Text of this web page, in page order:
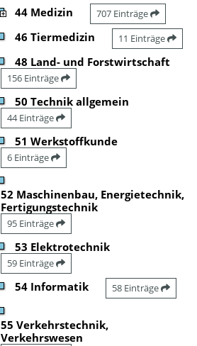
44 Medizin 707 Einträge
46 Tiermedizin 11 Einträge
48 Land- und Forstwirtschaft
156 Einträge
50 Technik allgemein
44 Einträge
51 Werkstoffkunde
6 Einträge
52 Maschinenbau, Energietechnik,
Fertigungstechnik
95 Einträge
53 Elektrotechnik
59 Einträge
54 Informatik 58 Einträge
55 Verkehrstechnik,
Verkehrswesen